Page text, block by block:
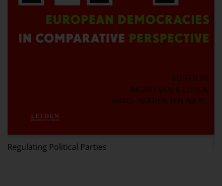
Regulating Political Parties